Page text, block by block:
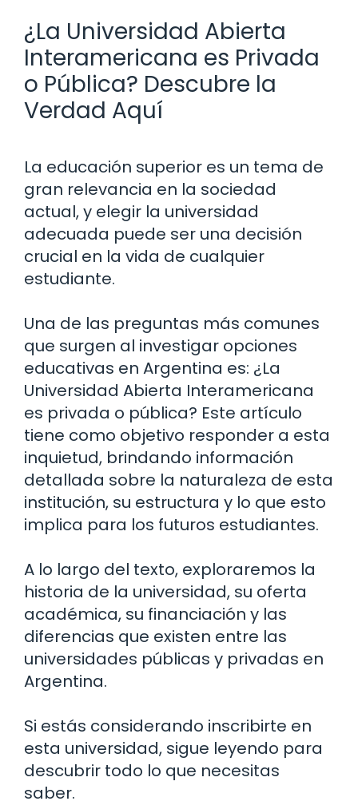
¿La Universidad Abierta
Interamericana es Privada
o Pública? Descubre la
Verdad Aquí
La educación superior es un tema de
gran relevancia en la sociedad
actual, y elegir la universidad
adecuada puede ser una decisión
crucial en la vida de cualquier
estudiante.
Una de las preguntas más comunes
que surgen al investigar opciones
educativas en Argentina es: ¿La
Universidad Abierta Interamericana
es privada o pública? Este artículo
tiene como objetivo responder a esta
inquietud, brindando información
detallada sobre la naturaleza de esta
institución, su estructura y lo que esto
implica para los futuros estudiantes.
A lo largo del texto, exploraremos la
historia de la universidad, su oferta
académica, su financiación y las
diferencias que existen entre las
universidades públicas y privadas en
Argentina.
Si estás considerando inscribirte en
esta universidad, sigue leyendo para
descubrir todo lo que necesitas
saber.